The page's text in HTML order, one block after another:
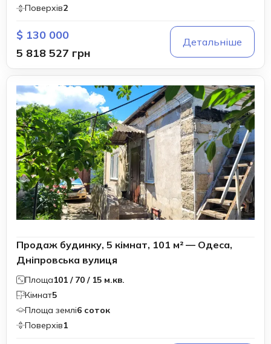
Поверхів2
$ 130 000
5 818 527 грн
Детальніше
Продаж будинку, 5 кімнат, 101 м² — Одеса,
Дніпровська вулиця
Площа101 / 70 / 15 м.кв.
Кімнат5
Площа землі6 соток
Поверхів1